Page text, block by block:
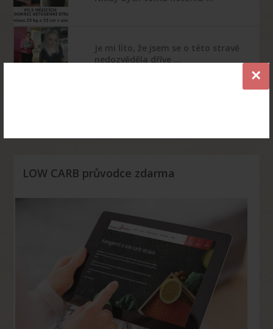
×
Je mi líto, že jsem se o této stravě
nedozvěděla dříve …
LOW CARB průvodce zdarma